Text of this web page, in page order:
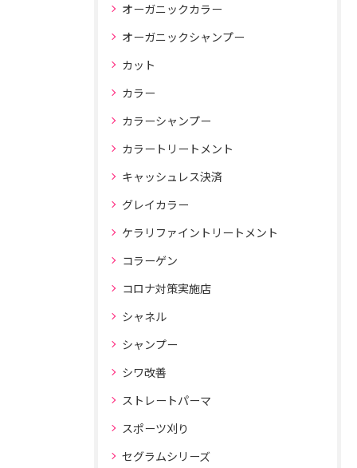
オーガニックカラー
オーガニックシャンプー
カット
カラー
カラーシャンプー
カラートリートメント
キャッシュレス決済
グレイカラー
ケラリファイントリートメント
コラーゲン
コロナ対策実施店
シャネル
シャンプー
シワ改善
ストレートパーマ
スポーツ刈り
セグラムシリーズ